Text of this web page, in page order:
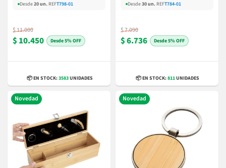
Desde20 un. REFT798-01
$ 11.000
$ 10.450 5% OFF
📦 EN STOCK:3583UNIDADES
Desde30 un. REFT784-01
$ 7.090
$ 6.736 5% OFF
📦 EN STOCK:811UNIDADES
Novedad Novedad